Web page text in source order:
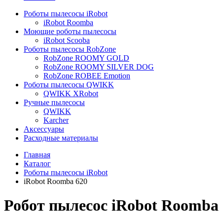
Роботы пылесосы iRobot
iRobot Roomba
Моющие роботы пылесосы
iRobot Scooba
Роботы пылесосы RobZone
RobZone ROOMY GOLD
RobZone ROOMY SILVER DOG
RobZone ROBEE Emotion
Роботы пылесосы QWIKK
QWIKK XRobot
Ручные пылесосы
QWIKK
Karcher
Аксессуары
Расходные материалы
Главная
Каталог
Роботы пылесосы iRobot
iRobot Roomba 620
Робот пылесос iRobot Roomba